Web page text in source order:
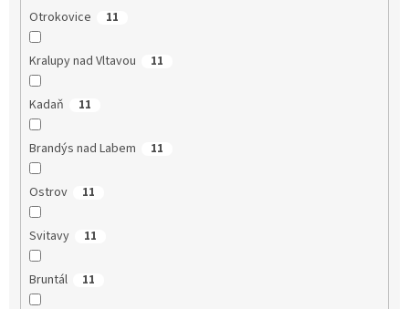
Otrokovice 11
Kralupy nad Vltavou 11
Kadaň 11
Brandýs nad Labem 11
Ostrov 11
Svitavy 11
Bruntál 11